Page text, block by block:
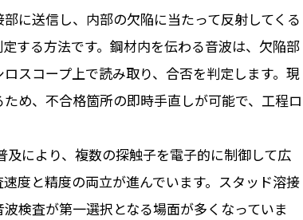
に送信し、内部の欠陥に当たって反射してくる
する方法です。鋼材内を伝わる音波は、欠陥部
スコープ上で読み取り、合否を判定します。現
め、不合格箇所の即時手直しが可能で、工程ロ
により、複数の探触子を電子的に制御して広
度と精度の両立が進んでいます。スタッド溶接
検査が第一選択となる場面が多くなっていま